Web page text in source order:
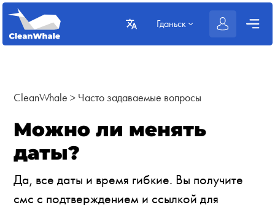
Гданьск
CleanWhale > Часто задаваемые вопросы
Можно ли менять
даты?
Да, все даты и время гибкие. Вы получите
смс с подтверждением и ссылкой для